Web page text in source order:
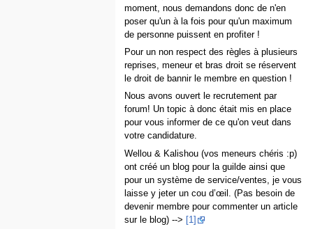
moment, nous demandons donc de n'en
poser qu'un à la fois pour qu'un maximum
de personne puissent en profiter !
Pour un non respect des règles à plusieurs
reprises, meneur et bras droit se réservent
le droit de bannir le membre en question !
Nous avons ouvert le recrutement par
forum! Un topic à donc était mis en place
pour vous informer de ce qu'on veut dans
votre candidature.
Wellou & Kalishou (vos meneurs chéris :p)
ont créé un blog pour la guilde ainsi que
pour un système de service/ventes, je vous
laisse y jeter un cou d’œil. (Pas besoin de
devenir membre pour commenter un article
sur le blog) --> [1]